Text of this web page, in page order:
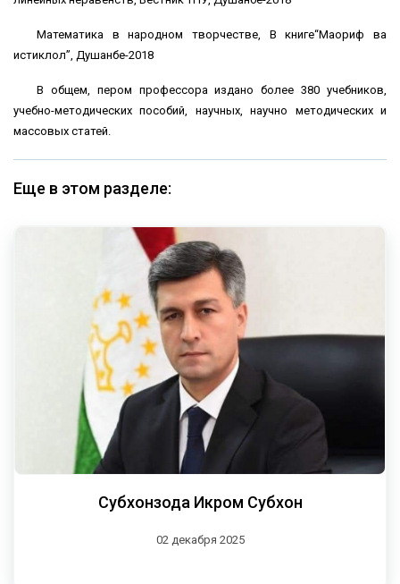
Математика в народном творчестве, В книге“Маориф ва
истиклол”, Душанбе-2018
В общем, пером профессора издано более 380 учебников,
учебно-методических пособий, научных, научно методических и
массовых статей.
Еще в этом разделе:
Субхонзода Икром Субхон
02 декабря 2025